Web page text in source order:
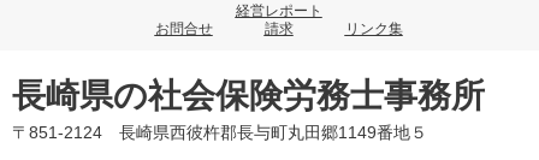
お問合せ
経営レポート
請求
リンク集
長崎県の社会保険労務士事務所
〒851-2124 長崎県西彼杵郡長与町丸田郷1149番地５